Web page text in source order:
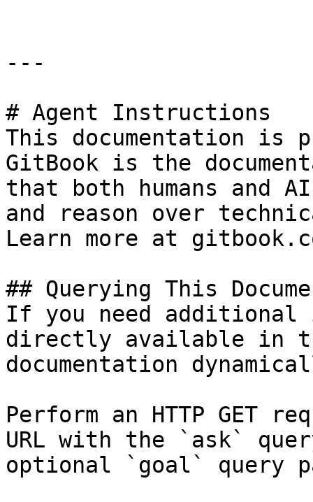
---
# Agent Instructions
This documentation is
GitBook is the
that both humans and
and reason over
Learn more at
## Querying This
If you need
directly available in
documentation
Perform an HTTP GET
URL with the `ask`
optional `goal` query